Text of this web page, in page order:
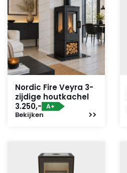
Nordic Fire Veyra 3-
zijdige houtkachel
3.250,- A+
Bekijken